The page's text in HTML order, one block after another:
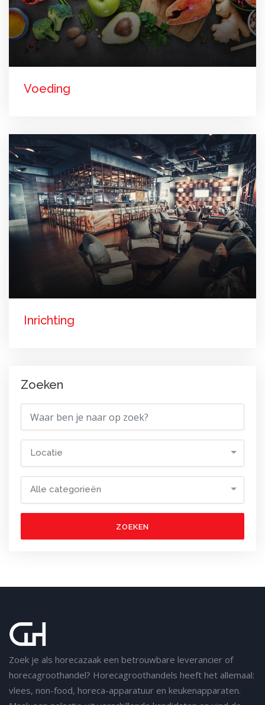
Voeding
Inrichting
Zoeken
Locatie
Alle categorieën
ZOEKEN
Zoek je als horecazaak een betrouwbare leverancier of
horecagroothandel? Horecagroothandels heeft het allemaal:
vlees, non-food, horeca-apparatuur en keukenapparaten.